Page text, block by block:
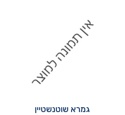
גמרא שוטנשטיין